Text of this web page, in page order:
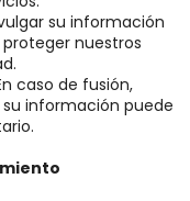
su información
nuestros
caso de fusión,
información puede